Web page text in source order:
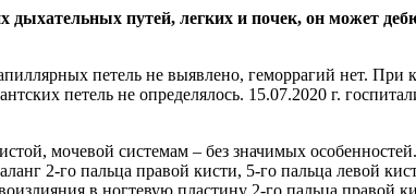
путей, легких и почек, он может
петель не выявлено, геморрагий нет. При
петель не определялось. 15.07.2020 г.
мочевой системам – без значимых
2‑го пальца правой кисти, 5‑го пальца левой
в ногтевую пластину 2‑го пальца правой